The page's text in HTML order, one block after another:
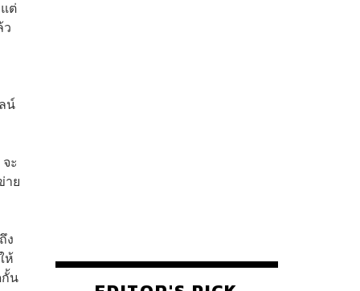
ต่
น์
ะ
าย
ง
ห้
น